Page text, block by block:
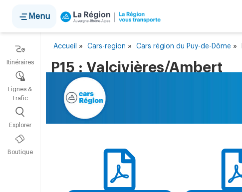
Accueil » Cars-region » Cars région du Puy-de-Dôme »
P15 : Valcivières/Ambert
Menu
Itinéraires
Lignes &
Trafic
Explorer
Boutique